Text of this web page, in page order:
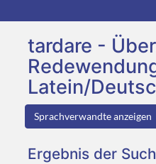
tardare -
Latein/
Sprachverwandte anzeigen
Ergebnis der